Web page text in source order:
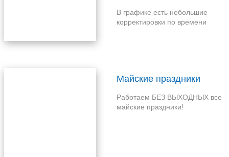
В графике есть небольшие
корректировки по времени
Майские праздники
Работаем БЕЗ ВЫХОДНЫХ все
майские праздники!